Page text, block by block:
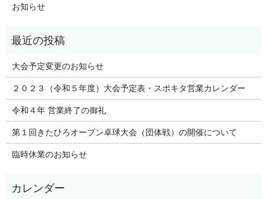
お知らせ
大会予定変更のお知らせ
２０２３（令和５年度）大会予定表・スポキタ営業カレンダー
令和４年 営業終了の御礼
第１回きたひろオープン卓球大会（団体戦）の開催について
臨時休業のお知らせ